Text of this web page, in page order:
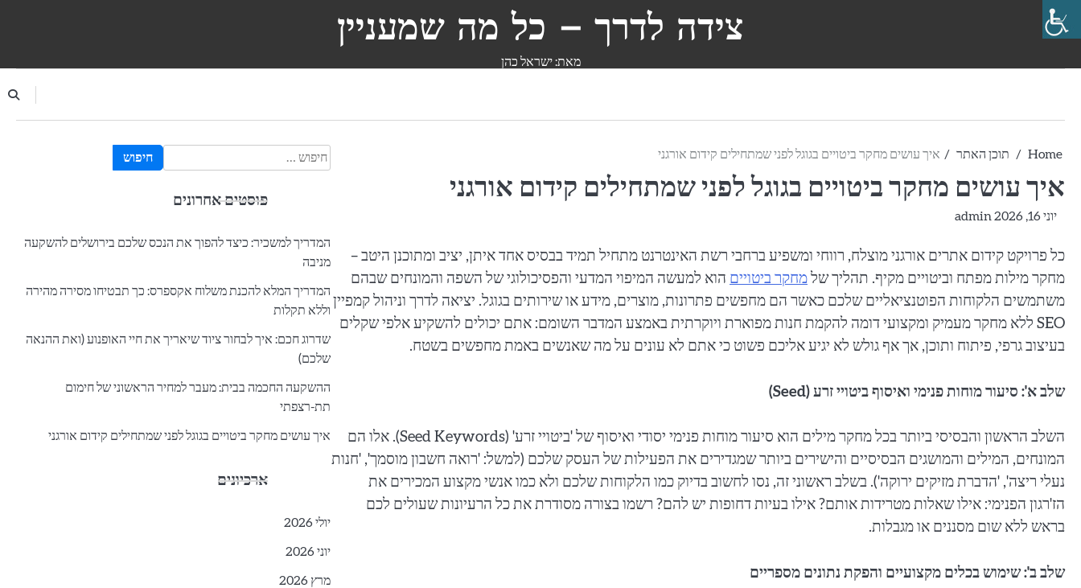
צידה לדרך – כל מה שמעניין
מאת: ישראל כהן
Home תוכן האתר איך עושים מחקר ביטויים בגוגל לפני שמתחילים קידום אורגני
איך עושים מחקר ביטויים בגוגל לפני שמתחילים קידום אורגני
יוני 16, 2026 admin
כל פרויקט קידום אתרים אורגני מוצלח, רווחי ומשפיע ברחבי רשת האינטרנט מתחיל תמיד בבסיס אחד איתן, יציב ומתוכנן היטב –
מחקר מילות מפתח וביטויים מקיף. תהליך של מחקר ביטויים הוא למעשה המיפוי המדעי והפסיכולוגי של השפה והמונחים שבהם
משתמשים הלקוחות הפוטנציאליים שלכם כאשר הם מחפשים פתרונות, מוצרים, מידע או שירותים בגוגל. יציאה לדרך וניהול קמפיין
SEO ללא מחקר מעמיק ומקצועי דומה להקמת חנות מפוארת ויוקרתית באמצע המדבר השומם: אתם יכולים להשקיע אלפי שקלים
בעיצוב גרפי, פיתוח ותוכן, אך אף גולש לא יגיע אליכם פשוט כי אתם לא עונים על מה שאנשים באמת מחפשים בשטח.
שלב א': סיעור מוחות פנימי ואיסוף ביטויי זרע (Seed)
השלב הראשון והבסיסי ביותר בכל מחקר מילים הוא סיעור מוחות פנימי יסודי ואיסוף של 'ביטויי זרע' (Seed Keywords). אלו הם
המונחים, המילים והמושגים הבסיסיים והישירים ביותר שמגדירים את הפעילות של העסק שלכם (למשל: 'רואה חשבון מוסמך', 'חנות
נעלי ריצה', 'הדברת מזיקים ירוקה'). בשלב ראשוני זה, נסו לחשוב בדיוק כמו הלקוחות שלכם ולא כמו אנשי מקצוע המכירים את
הז'רגון הפנימי: אילו שאלות מטרידות אותם? אילו בעיות דחופות יש להם? רשמו בצורה מסודרת את כל הרעיונות שעולים לכם
בראש ללא שום מסננים או מגבלות.
שלב ב': שימוש בכלים מקצועיים והפקת נתונים מספריים
חיפוש:
פוסטים אחרונים
המדריך למשכיר: כיצד להפוך את הנכס שלכם בירושלים להשקעה
מניבה
המדריך המלא להכנת משלוח אקספרס: כך תבטיחו מסירה מהירה
וללא תקלות
שדרוג חכם: איך לבחור ציוד שיאריך את חיי האופנוע (ואת ההנאה
שלכם)
ההשקעה החכמה בבית: מעבר למחיר הראשוני של חימום
תת-רצפתי
איך עושים מחקר ביטויים בגוגל לפני שמתחילים קידום אורגני
ארכיונים
יולי 2026
יוני 2026
מרץ 2026